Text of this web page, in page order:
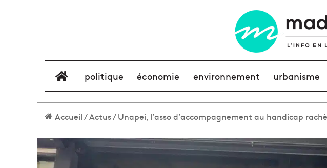
élément de menu
politique économie environnement urbanisme
Accueil/Actus/Unapei, l’asso d’accompagnement au handicap